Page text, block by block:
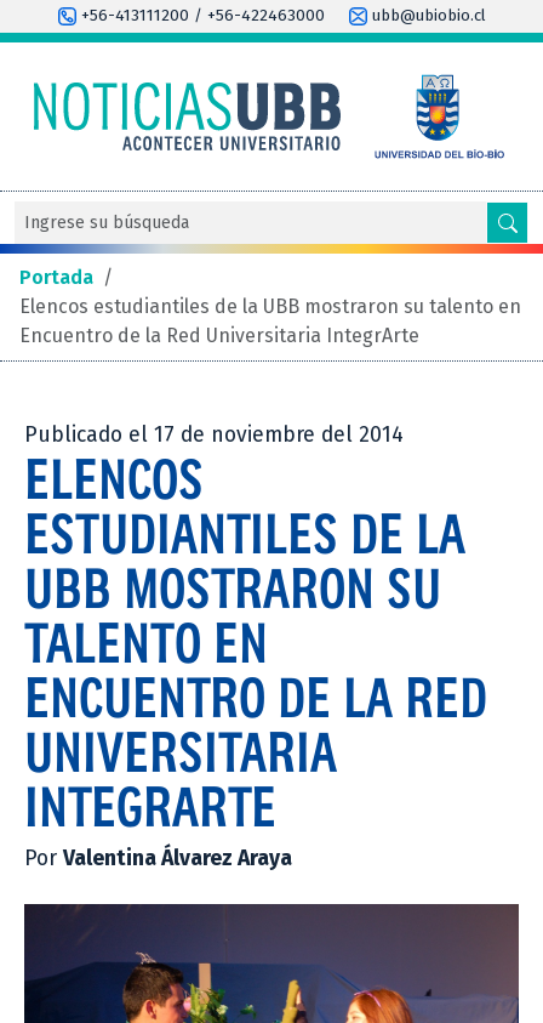
+56-413111200 / +56-422463000 ubb@ubiobio.cl
Portada /
Elencos estudiantiles de la UBB mostraron su talento en
Encuentro de la Red Universitaria IntegrArte
Publicado el 17 de noviembre del 2014
ELENCOS
ESTUDIANTILES DE LA
UBB MOSTRARON SU
TALENTO EN
ENCUENTRO DE LA RED
UNIVERSITARIA
INTEGRARTE
PorValentina Álvarez Araya